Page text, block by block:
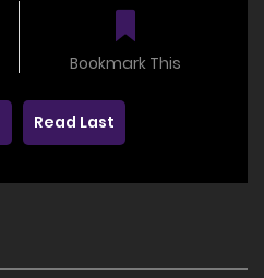
Bookmark This
Read Last